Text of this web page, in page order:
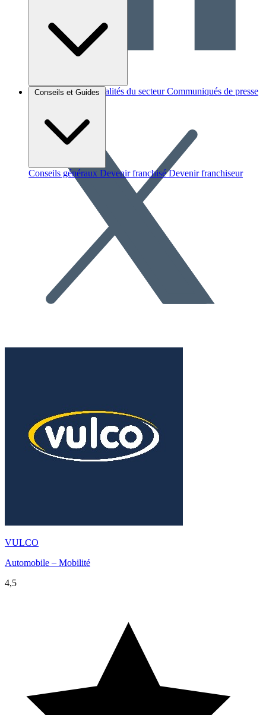
Brèves et actus Actualités du secteur Communiqués de presse
Conseils et Guides
Conseils généraux Devenir franchisé Devenir franchiseur
VULCO
Automobile – Mobilité
4,5